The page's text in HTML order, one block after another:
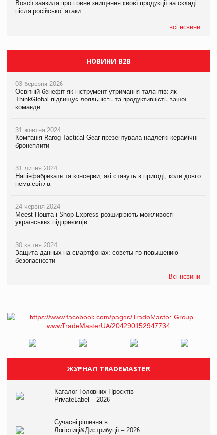
Bosch заявила про повне знищення своєї продукції на складі
після російської атаки
всі новини
Сергій Лісунов про заморожені хлібобулочні вироби на
Bosch заявила про повне знищення своєї продукції на складі
після російської атаки
НОВИНИ B2B
03 березня 2026
Освітній бенефіт як інструмент утримання талантів: як
ThinkGlobal підвищує лояльність та продуктивність вашої
команди
31 жовтня 2024
Компанія Rarog Tactical Gear презентувала надлегкі керамічні
бронеплити
31 липня 2024
Напівфабрикати та консерви, які стануть в пригоді, коли довго
нема світла
24 червня 2024
Meest Пошта і Shop-Express розширюють можливості
українських підприємців
30 квітня 2024
Защита данных на смартфонах: советы по повышению
безопасности
Всі новини
ЖУРНАЛ TRADEMASTER
Каталог Головних Проєктів
PrivateLabel – 2026
Сучасні рішення в
Логістиці&Дистрибуції – 2026.